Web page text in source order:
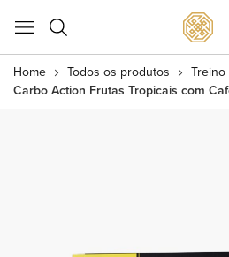
Home Todos os produtos Treino
Carbo Action Frutas Tropicais com